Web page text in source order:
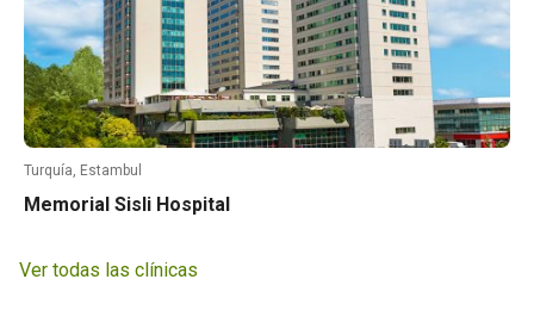
Turquía, Estambul
Memorial Sisli Hospital
Ver todas las clínicas